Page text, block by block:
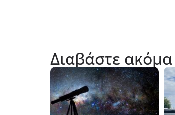
Διαβάστε ακόμα